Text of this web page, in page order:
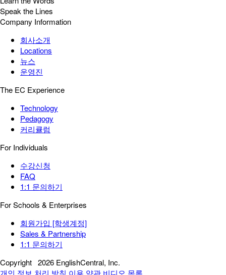
Speak the Lines
Company Information
회사소개
Locations
뉴스
운영진
The EC Experience
Technology
Pedagogy
커리큘럼
For Individuals
수강신청
FAQ
1:1 문의하기
For Schools & Enterprises
회원가입 [학생계정]
Sales & Partnership
1:1 문의하기
Copyright 2026 EnglishCentral, Inc.